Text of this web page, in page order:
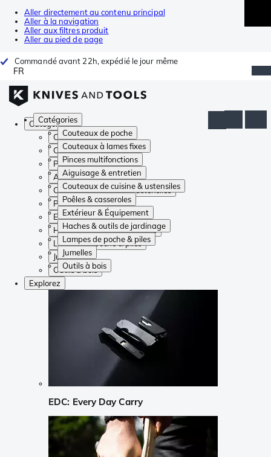
Aller directement au contenu principal
Aller à la navigation
Aller aux filtres produit
Aller au pied de page
Commandé avant 22h, expédié le jour même
FR
Catégories
Couteaux de poche
Couteaux à lames fixes
Pinces multifonctions
Aiguisage & entretien
Couteaux de cuisine & ustensiles
Poêles & casseroles
Extérieur & Équipement
Haches & outils de jardinage
Lampes de poche & piles
Jumelles
Outils à bois
Catégories
Couteaux de poche
Couteaux à lames fixes
Pinces multifonctions
Aiguisage & entretien
Couteaux de cuisine & ustensiles
Poêles & casseroles
Extérieur & Équipement
Haches & outils de jardinage
Lampes de poche & piles
Jumelles
Outils à bois
Explorez
EDC: Every Day Carry